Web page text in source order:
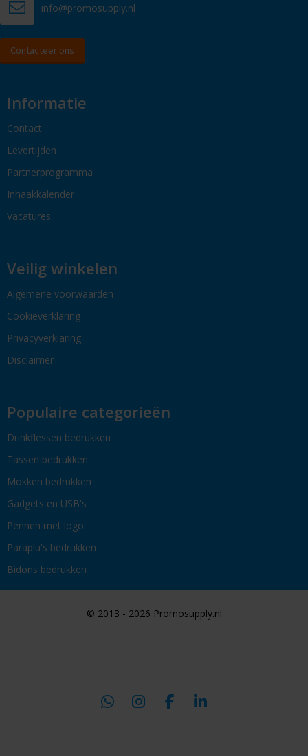
info@promosupply.nl
Contacteer ons
Informatie
Contact
Levertijden
Partnerprogramma
Inhaakkalender
Vacatures
Veilig winkelen
Algemene voorwaarden
Cookieverklaring
Privacyverklaring
Disclaimer
Populaire categorieën
Drinkflessen bedrukken
Tassen bedrukken
Mokken bedrukken
Gadgets en USB's
Pennen met logo
Paraplu's bedrukken
Bidons bedrukken
© 2013 - 2026 Promosupply.nl